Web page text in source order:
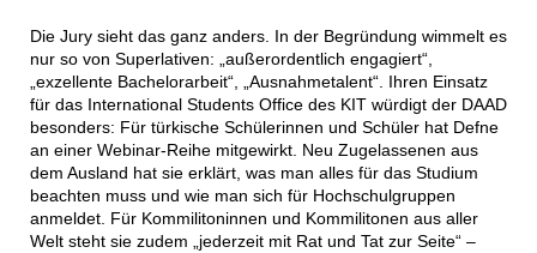
Die Jury sieht das ganz anders. In der Begründung wimmelt es
nur so von Superlativen: „außerordentlich engagiert“,
„exzellente Bachelorarbeit“, „Ausnahmetalent“. Ihren Einsatz
für das International Students Office des KIT würdigt der DAAD
besonders: Für türkische Schülerinnen und Schüler hat Defne
an einer Webinar-Reihe mitgewirkt. Neu Zugelassenen aus
dem Ausland hat sie erklärt, was man alles für das Studium
beachten muss und wie man sich für Hochschulgruppen
anmeldet. Für Kommilitoninnen und Kommilitonen aus aller
Welt steht sie zudem „jederzeit mit Rat und Tat zur Seite“ –